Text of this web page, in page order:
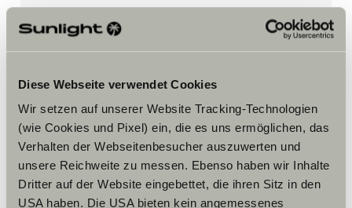
Diese Webseite verwendet Cookies
Wir setzen auf unserer Website Tracking-Technologien
(wie Cookies und Pixel) ein, die es uns ermöglichen, das
Verhalten der Webseitenbesucher auszuwerten und
unsere Reichweite zu messen. Ebenso haben wir Inhalte
Dritter auf der Website eingebettet, die ihren Sitz in den
USA haben. Die USA bieten kein angemessenes
Accepteer marketing-cookies om
Cookie-instellingen